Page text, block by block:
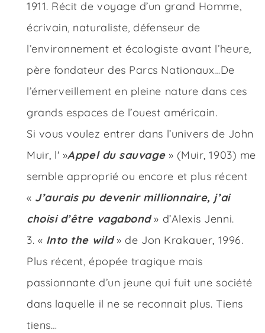
1911. Récit de voyage d’un grand Homme,
écrivain, naturaliste, défenseur de
l’environnement et écologiste avant l’heure,
père fondateur des Parcs Nationaux…De
l’émerveillement en pleine nature dans ces
grands espaces de l’ouest américain.
Si vous voulez entrer dans l’univers de John
Muir, l' »Appel du sauvage» (Muir, 1903) me
semble approprié ou encore et plus récent
« J’aurais pu devenir millionnaire, j’ai
choisi d’être vagabond» d’Alexis Jenni.
« Into the wild» de Jon Krakauer, 1996.
Plus récent, épopée tragique mais
passionnante d’un jeune qui fuit une société
dans laquelle il ne se reconnait plus. Tiens
tiens…